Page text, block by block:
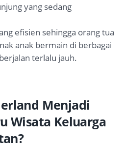
yang sedang
efisien sehingga orang tua
anak bermain di berbagai
terlalu jauh.
Menjadi
Wisata Keluarga